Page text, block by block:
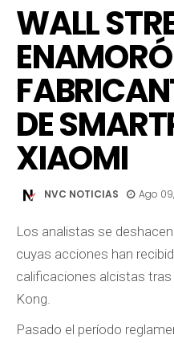
WALL
DE
XIAOMI
NVC NOTICIAS Ago
Los analistas se
cuyas acciones han
calificaciones alcistas
Kong.
Pasado el período